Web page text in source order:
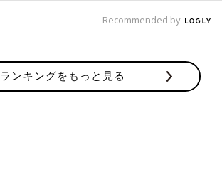
Recommended by
ランキングをもっと見る